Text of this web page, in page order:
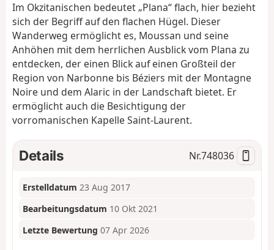
g
n
Im Okzitanischen bedeutet „Plana“ flach, hier bezieht
sich der Begriff auf den flachen Hügel. Dieser
Wanderweg ermöglicht es, Moussan und seine
Anhöhen mit dem herrlichen Ausblick vom Plana zu
entdecken, der einen Blick auf einen Großteil der
Region von Narbonne bis Béziers mit der Montagne
Noire und dem Alaric in der Landschaft bietet. Er
ermöglicht auch die Besichtigung der
vorromanischen Kapelle Saint-Laurent.
Details Nr.748036
Erstelldatum 23 Aug 2017
Bearbeitungsdatum 10 Okt 2021
Letzte Bewertung 07 Apr 2026